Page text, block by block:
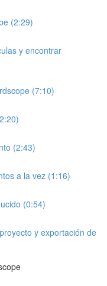
(2:29)
y encontrar
(7:10)
(2:43)
a la vez (1:16)
(0:54)
y exportación de